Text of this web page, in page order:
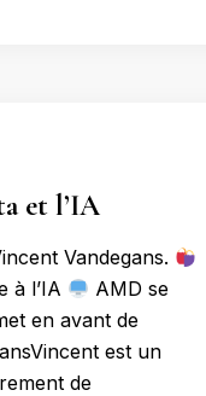
et l’IA
Vandegans.
à l’IA
AMD se
en avant de
est un
de